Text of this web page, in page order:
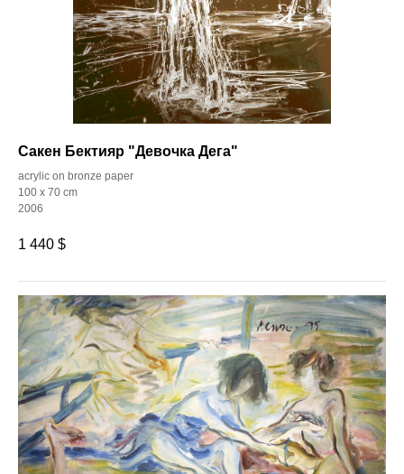
Сакен Бектияр "Девочка Дега"
acrylic on bronze paper
100 x 70 cm
2006
1 440 $